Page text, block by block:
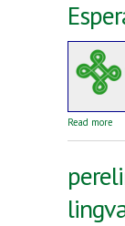
Read more